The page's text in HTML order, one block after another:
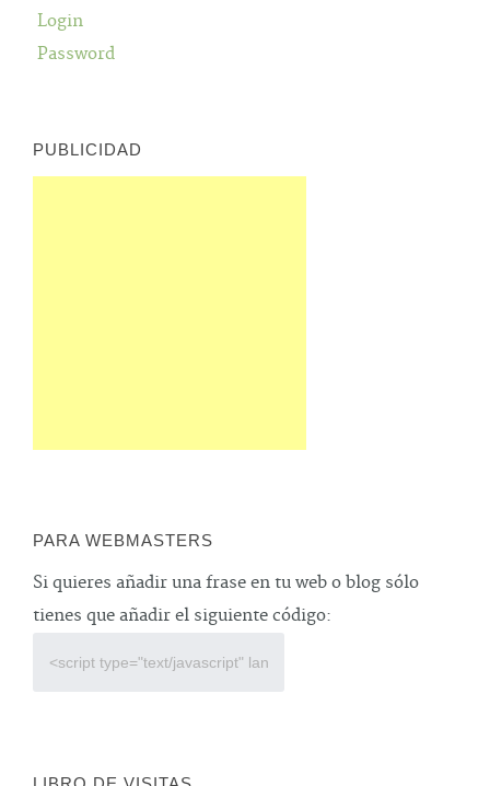
Login
Password
PUBLICIDAD
PARA WEBMASTERS
Si quieres añadir una frase en tu web o blog sólo
tienes que añadir el siguiente código: